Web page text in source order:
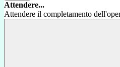
Attendere...
Attendere il completamento